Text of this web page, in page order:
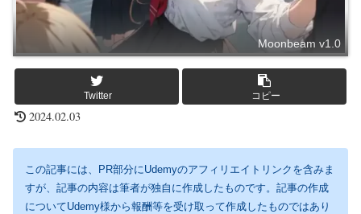
Moonbeam v1.0
Twitter コピー
2024.02.03
この記事には、PR部分にUdemyのアフィリエイトリンクを含みま
すが、記事の内容は筆者が独自に作成したものです。記事の作成
についてUdemy様から報酬等を受け取って作成したものではあり